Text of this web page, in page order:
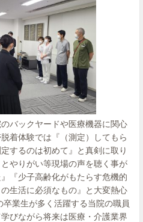
バックヤードや医療機器に関心
着体験では『（測定）してもら
するのは初めて』と真剣に取り
やりがい等現場の声を聴く事が
『少子高齢化がもたらす危機的
生活に必須なもの』と大変熱心
業生が多く活躍する当院の職員
びながら将来は医療・介護業界